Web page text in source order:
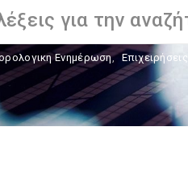
Ενημέρωση, Επιχειρήσεις